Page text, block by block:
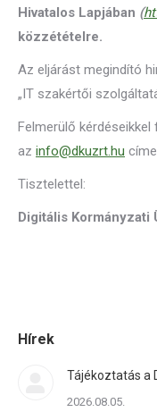
Hivatalos Lapjában (
közzétételre.
Az eljárást megindító
„IT szakértői
Felmerülő
az info@dkuzrt.hu
Tisztelettel:
Digitális Kormányzati
Hírek
Tájékoztatás a
2026.08.05.